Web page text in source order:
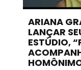
ARIANA
LANÇAR
ESTÚDIO,